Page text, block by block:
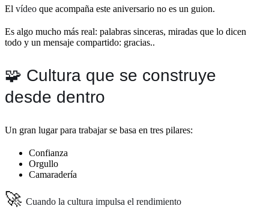
El vídeo que acompaña este aniversario no es un guion.
Es algo mucho más real: palabras sinceras, miradas que lo dicen
todo y un mensaje compartido: gracias..
🧩 Cultura que se construye
desde dentro
Un gran lugar para trabajar se basa en tres pilares:
Confianza
Orgullo
Camaradería
🚀 Cuando la cultura impulsa el rendimiento